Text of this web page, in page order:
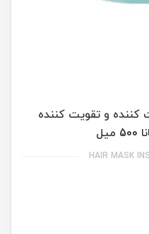
کننده و تقویت کننده
HAIR MASK